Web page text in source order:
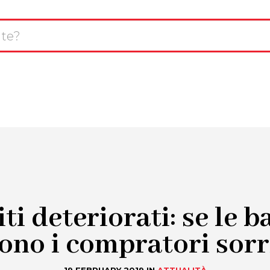
CHI SIAMO
deteriorati: se le
i compratori